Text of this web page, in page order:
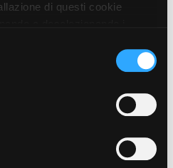
di questi cookie
tutti i cookie, cliccando
cookie”. Cliccando sul tasto
alla navigazione. Per
visione dell’informativa
cliccando qui.